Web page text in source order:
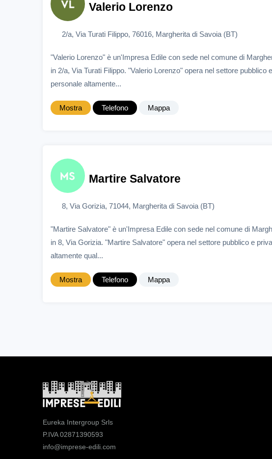
Valerio Lorenzo
2/a, Via Turati Filippo, 76016, Margherita di Savoia (BT)
"Valerio Lorenzo" è un'Impresa Edile con sede nel comune di
in 2/a, Via Turati Filippo. "Valerio Lorenzo" opera nel settore pubblico
personale altamente...
Mostra Telefono Mappa
Martire Salvatore
8, Via Gorizia, 71044, Margherita di Savoia (BT)
"Martire Salvatore" è un'Impresa Edile con sede nel comune di
in 8, Via Gorizia. "Martire Salvatore" opera nel settore pubblico e
altamente qual...
Mostra Telefono Mappa
Eureka Intergroup Srls
P.IVA 02871390593
info@imprese-edili.com